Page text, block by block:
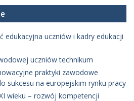
edukacyjna uczniów i kadry edukacji
uczniów technikum
praktyki zawodowe
sukcesu na europejskim rynku pracy
wieku – rozwój kompetencji